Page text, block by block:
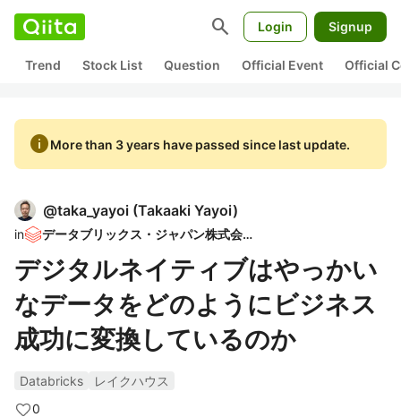
search Login Signup
Trend Stock List Question Official Event Official
infoMore than 3 years have passed since last update.
@taka_yayoi (Takaaki Yayoi)
in データブリックス・ジャパン株式会社
デジタルネイティブはやっかい
なデータをどのようにビジネス
成功に変換しているのか
Databricks
レイクハウス
0